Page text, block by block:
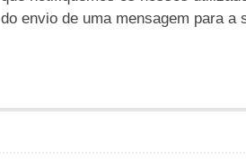
do envio de uma mensagem para